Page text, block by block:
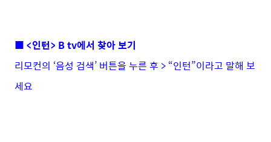
■ <인턴> B tv에서 찾아 보기
리모컨의 ‘음성 검색’ 버튼을 누른 후 > “인턴”이라고 말해 보
세요